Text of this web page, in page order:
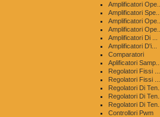
Amplificatori Ope...
Amplificatori Spe...
Amplificatori Ope...
Amplificatori Ope...
Amplificatori Di ...
Amplificatori D'i...
Comparatori
Aplificatori Samp...
Regolatori Fissi ...
Regolatori Fissi ...
Regolatori Di Ten...
Regolatori Di Ten...
Regolatori Di Ten...
Controllori Pwm